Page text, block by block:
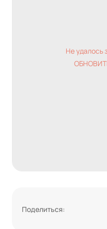
Не удалось
Поделиться: